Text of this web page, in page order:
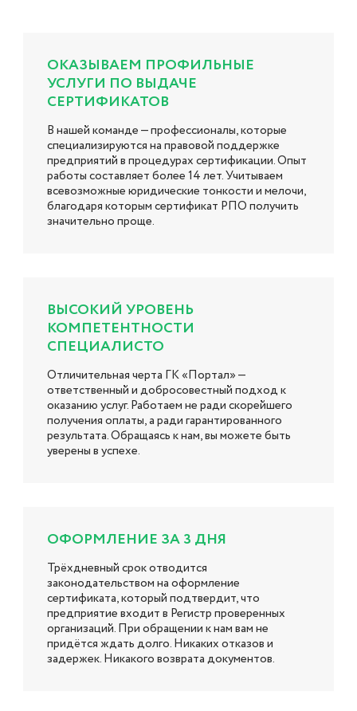
ОКАЗЫВАЕМ ПРОФИЛЬНЫЕ
УСЛУГИ ПО ВЫДАЧЕ
СЕРТИФИКАТОВ
В нашей команде — профессионалы, которые
специализируются на правовой поддержке
предприятий в процедурах сертификации. Опыт
работы составляет более 14 лет. Учитываем
всевозможные юридические тонкости и мелочи,
благодаря которым сертификат РПО получить
значительно проще.
ВЫСОКИЙ УРОВЕНЬ
КОМПЕТЕНТНОСТИ
СПЕЦИАЛИСТО
Отличительная черта ГК «Портал» —
ответственный и добросовестный подход к
оказанию услуг. Работаем не ради скорейшего
получения оплаты, а ради гарантированного
результата. Обращаясь к нам, вы можете быть
уверены в успехе.
ОФОРМЛЕНИЕ ЗА 3 ДНЯ
Трёхдневный срок отводится
законодательством на оформление
сертификата, который подтвердит, что
предприятие входит в Регистр проверенных
организаций. При обращении к нам вам не
придётся ждать долго. Никаких отказов и
задержек. Никакого возврата документов.